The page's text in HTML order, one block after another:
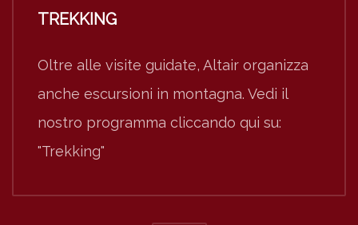
TREKKING
Oltre alle visite guidate, Altair organizza
anche escursioni in montagna. Vedi il
nostro programma cliccando qui su:
"Trekking"